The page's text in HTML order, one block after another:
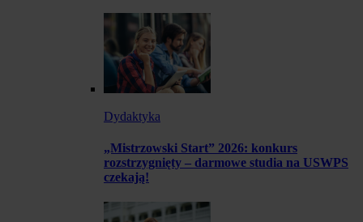
Dydaktyka
„Mistrzowski Start” 2026: konkurs
rozstrzygnięty – darmowe studia na USWPS
czekają!